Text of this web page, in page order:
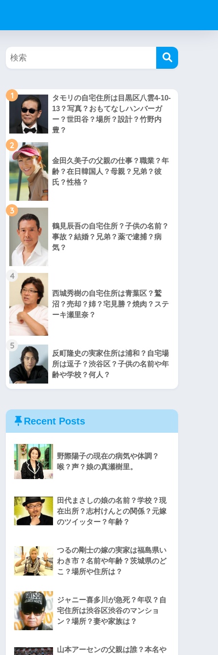
1
タモリの自宅住所は目黒区八雲4-10-
13？写真？おもてなしハンバーガ
ー？世田谷？場所？設計？竹野内
豊？
2
金田久美子の父親の仕事？職業？年
齢？在日韓国人？母親？兄弟？彼
氏？性格？
3
鶴見辰吾の自宅住所？子供の名前？
事故？結婚？兄弟？薬で逮捕？病
気？
4
西城秀樹の自宅住所は青葉区？鷲
沼？売却？姉？宅見勝？焼肉？ステ
ーキ瀬里奈？
5
反町隆史の実家住所は浦和？自宅場
所は逗子？渋谷区？子供の名前や年
齢や学校？何人？
Recent Posts
野際陽子の現在の病気や体調？
喉？声？娘の真瀬樹里。
田代まさしの娘の名前？学校？現
在出所？志村けんとの関係？元嫁
のツイッター？年齢？
つるの剛士の嫁の実家は福島県い
わき市？名前や年齢？茨城県のど
こ？場所や住所は？
ジャニー喜多川が急死？年収？自
宅住所は渋谷区渋谷のマンショ
ン？場所？妻や家族は？
山本アーセンの父親は誰？本名や